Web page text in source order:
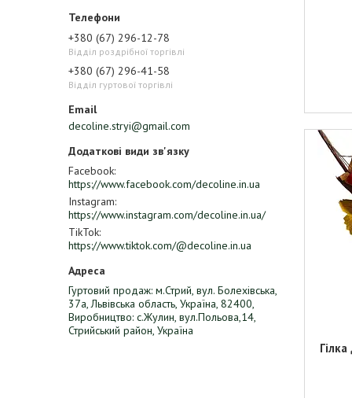
+380 (67) 296-12-78
Відділ роздрібної торгівлі
+380 (67) 296-41-58
Відділ гуртової торгівлі
decoline.stryi@gmail.com
Facebook
https://www.facebook.com/decoline.in.ua
Instagram
https://www.instagram.com/decoline.in.ua/
TikTok
https://www.tiktok.com/@decoline.in.ua
Гуртовий продаж: м.Стрий, вул. Болехівська,
37а, Львівська область, Україна, 82400,
Виробництво: с.Жулин, вул.Польова,14,
Стрийський район, Україна